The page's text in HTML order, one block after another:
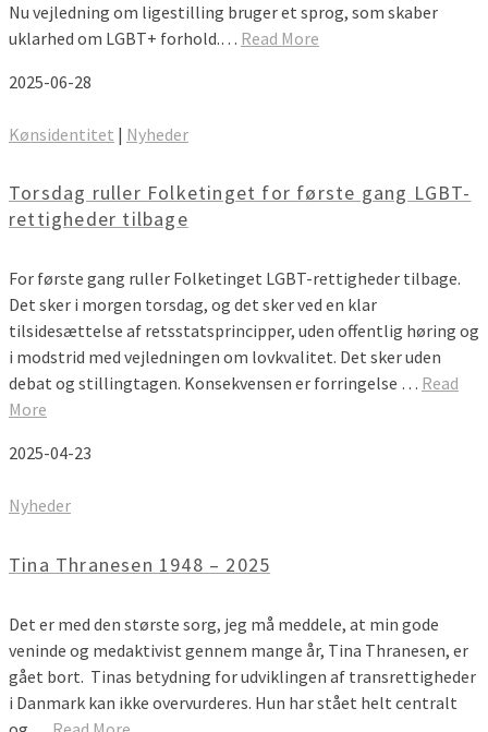
Nu vejledning om ligestilling bruger et sprog, som skaber
uklarhed om LGBT+ forhold.… Read More
2025-06-28
Kønsidentitet | Nyheder
Torsdag ruller Folketinget for første gang LGBT-
rettigheder tilbage
For første gang ruller Folketinget LGBT-rettigheder tilbage.
Det sker i morgen torsdag, og det sker ved en klar
tilsidesættelse af retsstatsprincipper, uden offentlig høring og
i modstrid med vejledningen om lovkvalitet. Det sker uden
debat og stillingtagen. Konsekvensen er forringelse … Read
More
2025-04-23
Nyheder
Tina Thranesen 1948 – 2025
Det er med den største sorg, jeg må meddele, at min gode
veninde og medaktivist gennem mange år, Tina Thranesen, er
gået bort. Tinas betydning for udviklingen af transrettigheder
i Danmark kan ikke overvurderes. Hun har stået helt centralt